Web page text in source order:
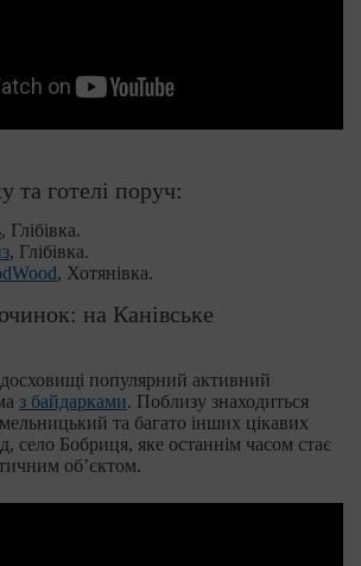
та готелі поруч:
, Глібівка.
, Глібівка.
, Хотянівка.
на Канівське
популярний активний
з байдарками. Поблизу знаходиться
та багато інших цікавих
село Бобриця, яке останнім часом стає
об’єктом.